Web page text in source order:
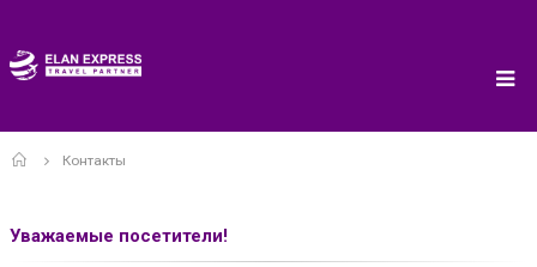
Home
Контакты
Уважаемые посетители!